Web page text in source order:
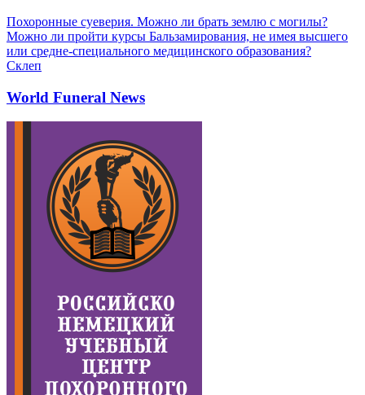
Похоронные суеверия. Можно ли брать землю с могилы?
Можно ли пройти курсы Бальзамирования, не имея высшего
или средне-специального медицинского образования?
Склеп
World Funeral News